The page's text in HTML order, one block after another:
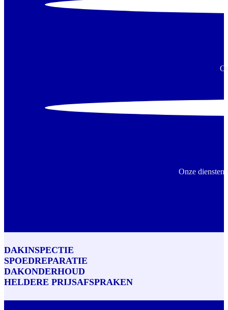
Onze diensten
DAKINSPECTIE
SPOEDREPARATIE
DAKONDERHOUD
HELDERE PRIJSAFSPRAKEN